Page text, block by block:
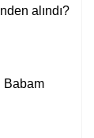
alındı?
Babam